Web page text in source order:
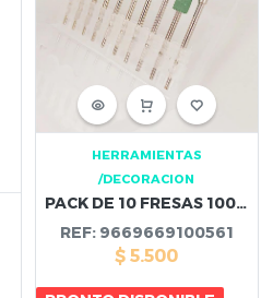
HERRAMIENTAS
/DECORACION
PACK DE 10 FRESAS 10056
REF: 9669669100561
$5.500